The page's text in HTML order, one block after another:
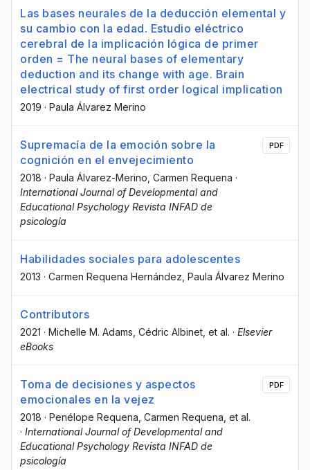
Las bases neurales de la deducción elemental y
su cambio con la edad. Estudio eléctrico
cerebral de la implicación lógica de primer
orden = The neural bases of elementary
deduction and its change with age. Brain
electrical study of first order logical implication
2019 · Paula Álvarez Merino
Supremacía de la emoción sobre la
cognición en el envejecimiento
2018 · Paula Álvarez-Merino , Carmen Requena ·
International Journal of Developmental and
Educational Psychology Revista INFAD de
psicología
PDF
Habilidades sociales para adolescentes
2013 · Carmen Requena Hernández , Paula Álvarez Merino
Contributors
2021 · Michelle M. Adams , Cédric Albinet , et al. · Elsevier
eBooks
Toma de decisiones y aspectos
emocionales en la vejez
2018 · Penélope Requena , Carmen Requena , et al.
· International Journal of Developmental and
Educational Psychology Revista INFAD de
psicología
PDF